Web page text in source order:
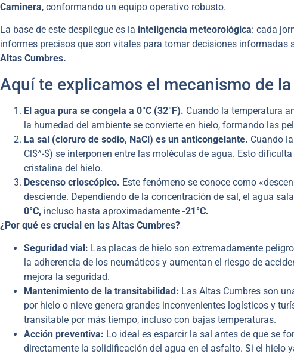
Caminera, conformando un equipo operativo robusto.
La base de este despliegue es la inteligencia meteorológica: cada
informes precisos que son vitales para tomar decisiones informadas
Altas Cumbres.
Aquí te explicamos el mecanismo de
El agua pura se congela a 0°C (32°F). Cuando la temperatura
la humedad del ambiente se convierte en hielo, formando las
La sal (cloruro de sodio, NaCl) es un anticongelante. Cuando
Cl$^-$) se interponen entre las moléculas de agua. Esto
cristalina del hielo.
Descenso crioscópico. Este fenómeno se conoce como
desciende. Dependiendo de la concentración de sal, el agua
0°C, incluso hasta aproximadamente -21°C.
¿Por qué es crucial en las Altas Cumbres?
Seguridad vial: Las placas de hielo son extremadamente
la adherencia de los neumáticos y aumentan el riesgo de
mejora la seguridad.
Mantenimiento de la transitabilidad: Las Altas Cumbres son
por hielo o nieve genera grandes inconvenientes logísticos y
transitable por más tiempo, incluso con bajas temperaturas.
Acción preventiva: Lo ideal es esparcir la sal antes de que se
directamente la solidificación del agua en el asfalto. Si el hielo